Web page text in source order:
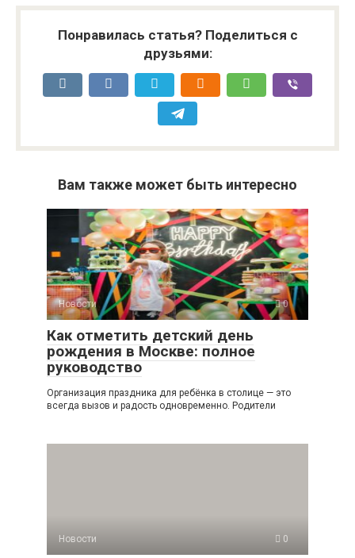
Понравилась статья? Поделиться с
друзьями:
Вам также может быть интересно
Новости 0
Как отметить детский день
рождения в Москве: полное
руководство
Организация праздника для ребёнка в столице — это
всегда вызов и радость одновременно. Родители
Новости 0